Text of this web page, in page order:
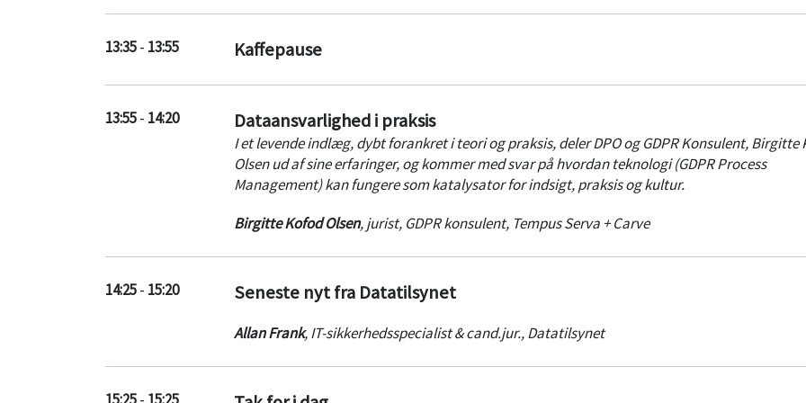
13:35- 13:55 Kaffepause
13:55- 14:20 Dataansvarlighed i praksis
I et levende indlæg, dybt forankret i teori og praksis, deler DPO og GDPR Konsulent, Birgitte
Olsen ud af sine erfaringer, og kommer med svar på hvordan teknologi (GDPR Process
Management) kan fungere som katalysator for indsigt, praksis og kultur.
Birgitte Kofod Olsen,jurist, GDPR konsulent, Tempus Serva + Carve
14:25- 15:20 Seneste nyt fra Datatilsynet
Allan Frank,IT-sikkerhedsspecialist & cand.jur.,Datatilsynet